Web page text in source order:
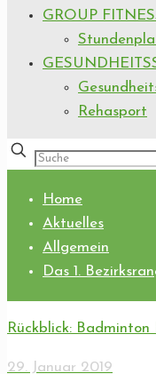
GROUP
Rehasport
Home
Aktuelles
Allgemein
Das 1.
Rückblick:
29. Januar 2019